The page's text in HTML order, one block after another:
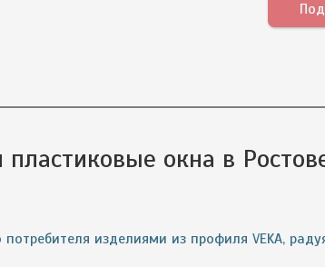
окна в
изделиями из профиля VEKA,